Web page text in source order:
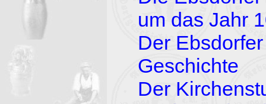
um das Jahr
Der
Geschichte
Der